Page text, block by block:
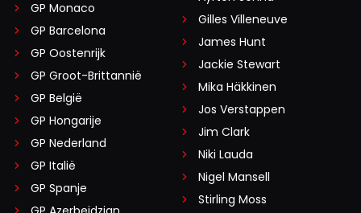
GP Monaco
GP Barcelona
GP Oostenrijk
GP Groot-Brittannië
GP België
GP Hongarije
GP Nederland
GP Italië
GP Spanje
Gilles Villeneuve
James Hunt
Jackie Stewart
Mika Häkkinen
Jos Verstappen
Jim Clark
Niki Lauda
Nigel Mansell
Stirling Moss